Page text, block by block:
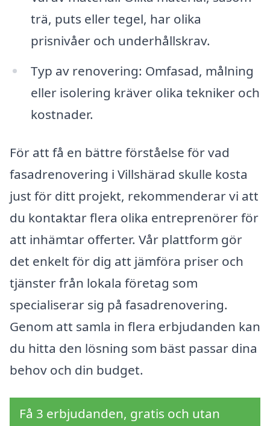
trä, puts eller tegel, har olika
prisnivåer och underhållskrav.
Typ av renovering: Omfasad, målning
eller isolering kräver olika tekniker och
kostnader.
För att få en bättre förståelse för vad
fasadrenovering i Villshärad skulle kosta
just för ditt projekt, rekommenderar vi att
du kontaktar flera olika entreprenörer för
att inhämtar offerter. Vår plattform gör
det enkelt för dig att jämföra priser och
tjänster från lokala företag som
specialiserar sig på fasadrenovering.
Genom att samla in flera erbjudanden kan
du hitta den lösning som bäst passar dina
behov och din budget.
Få 3 erbjudanden, gratis och utan